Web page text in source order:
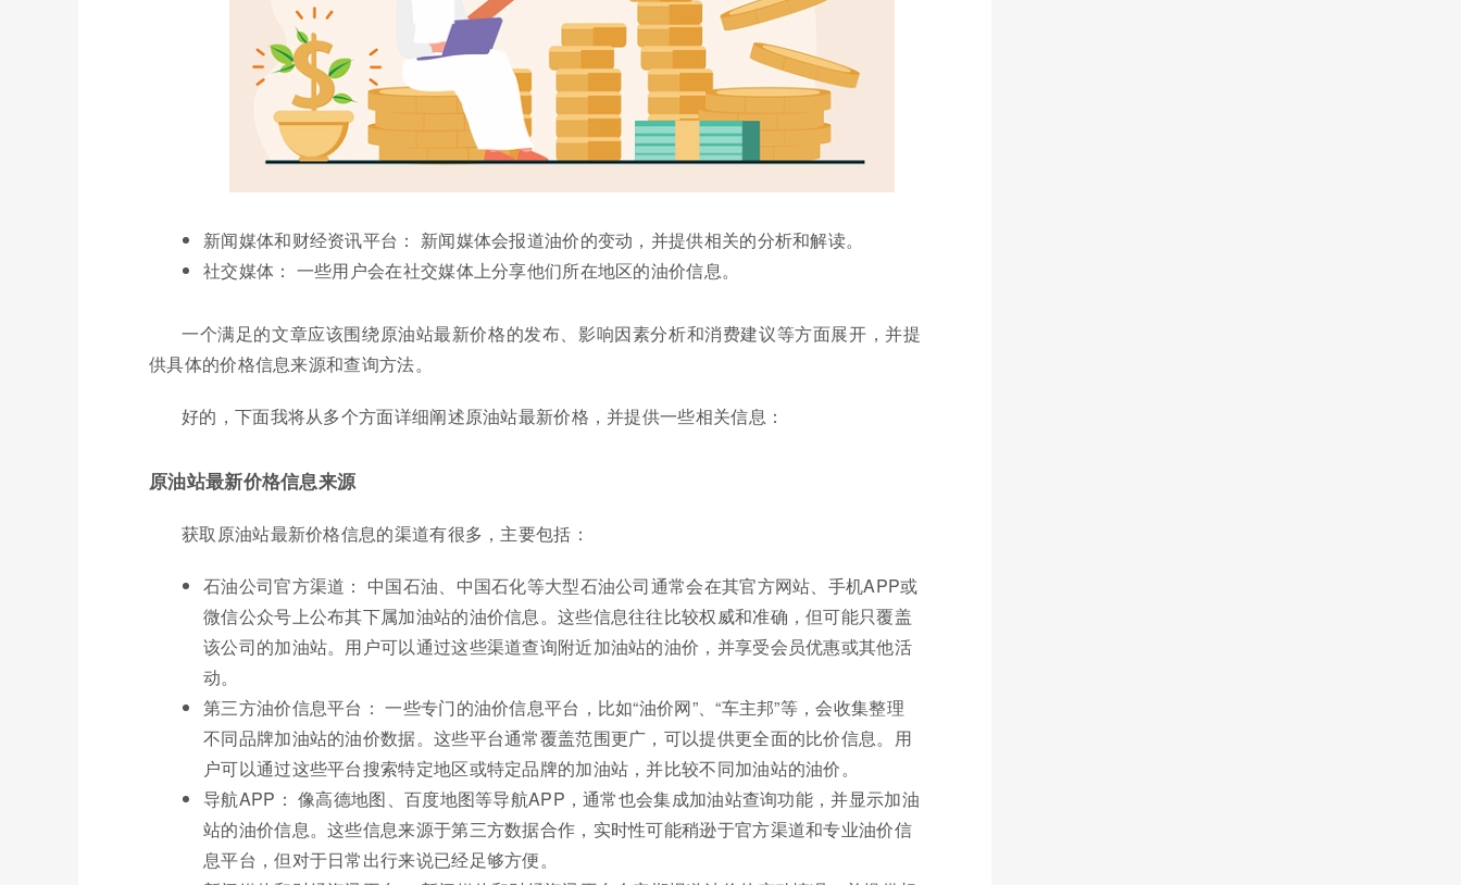
新闻媒体和财经资讯平台： 新闻媒体会报道油价的变动，并提供相关的分析和解读。
社交媒体： 一些用户会在社交媒体上分享他们所在地区的油价信息。
一个满足的文章应该围绕原油站最新价格的发布、影响因素分析和消费建议等方面展开，并提
供具体的价格信息来源和查询方法。
好的，下面我将从多个方面详细阐述原油站最新价格，并提供一些相关信息：
原油站最新价格信息来源
获取原油站最新价格信息的渠道有很多，主要包括：
石油公司官方渠道： 中国石油、中国石化等大型石油公司通常会在其官方网站、手机APP或
微信公众号上公布其下属加油站的油价信息。这些信息往往比较权威和准确，但可能只覆盖
该公司的加油站。用户可以通过这些渠道查询附近加油站的油价，并享受会员优惠或其他活
动。
第三方油价信息平台： 一些专门的油价信息平台，比如“油价网”、“车主邦”等，会收集整理
不同品牌加油站的油价数据。这些平台通常覆盖范围更广，可以提供更全面的比价信息。用
户可以通过这些平台搜索特定地区或特定品牌的加油站，并比较不同加油站的油价。
导航APP： 像高德地图、百度地图等导航APP，通常也会集成加油站查询功能，并显示加油
站的油价信息。这些信息来源于第三方数据合作，实时性可能稍逊于官方渠道和专业油价信
息平台，但对于日常出行来说已经足够方便。